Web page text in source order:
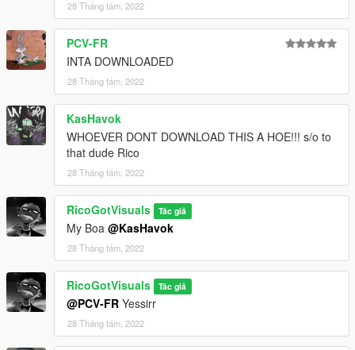
28 Tháng tám, 2022
PCV-FR
INTA DOWNLOADED
28 Tháng tám, 2022
KasHavok
WHOEVER DONT DOWNLOAD THIS A HOE!!! s/o to
that dude Rico
28 Tháng tám, 2022
RicoGotVisuals Tác giả
My Boa @KasHavok
28 Tháng tám, 2022
RicoGotVisuals Tác giả
@PCV-FR Yessirr
28 Tháng tám, 2022